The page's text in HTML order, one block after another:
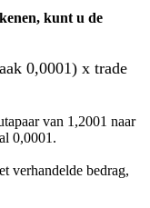
kunt u de
0,0001) x trade
van 1,2001 naar
0,0001.
verhandelde bedrag,